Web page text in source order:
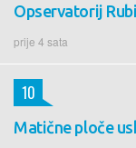
Opservatorij
prije 4 sata
Matične ploče
10